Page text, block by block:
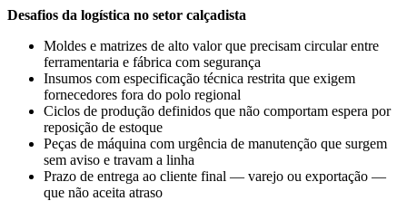
Desafios da logística no setor calçadista
Moldes e matrizes de alto valor que precisam circular entre
ferramentaria e fábrica com segurança
Insumos com especificação técnica restrita que exigem
fornecedores fora do polo regional
Ciclos de produção definidos que não comportam espera por
reposição de estoque
Peças de máquina com urgência de manutenção que surgem
sem aviso e travam a linha
Prazo de entrega ao cliente final — varejo ou exportação —
que não aceita atraso